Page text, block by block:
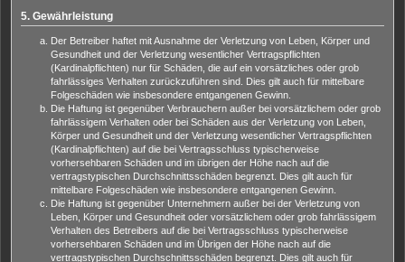
5. Gewährleistung
Der Betreiber haftet mit Ausnahme der Verletzung von Leben, Körper und
Gesundheit und der Verletzung wesentlicher Vertragspflichten
(Kardinalpflichten) nur für Schäden, die auf ein vorsätzliches oder grob
fahrlässiges Verhalten zurückzuführen sind. Dies gilt auch für mittelbare
Folgeschäden wie insbesondere entgangenen Gewinn.
Die Haftung ist gegenüber Verbrauchern außer bei vorsätzlichem oder grob
fahrlässigem Verhalten oder bei Schäden aus der Verletzung von Leben,
Körper und Gesundheit und der Verletzung wesentlicher Vertragspflichten
(Kardinalpflichten) auf die bei Vertragsschluss typischerweise
vorhersehbaren Schäden und im übrigen der Höhe nach auf die
vertragstypischen Durchschnittsschäden begrenzt. Dies gilt auch für
mittelbare Folgeschäden wie insbesondere entgangenen Gewinn.
Die Haftung ist gegenüber Unternehmern außer bei der Verletzung von
Leben, Körper und Gesundheit oder vorsätzlichem oder grob fahrlässigem
Verhalten des Betreibers auf die bei Vertragsschluss typischerweise
vorhersehbaren Schäden und im Übrigen der Höhe nach auf die
vertragstypischen Durchschnittsschäden begrenzt. Dies gilt auch für